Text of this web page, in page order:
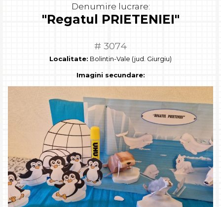
Denumire lucrare:
"Regatul PRIETENIEI"
# 3074
Localitate: Bolintin-Vale (jud. Giurgiu)
Imagini secundare: